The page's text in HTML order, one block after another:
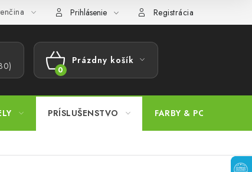
Postup pri podávaní sťažností Veľkoobchod
Prihlásenie Registrácia
NÁKUPNÝ
Prázdny košík
PRÍSLUŠENSTVO FARBY & POMÔCKY